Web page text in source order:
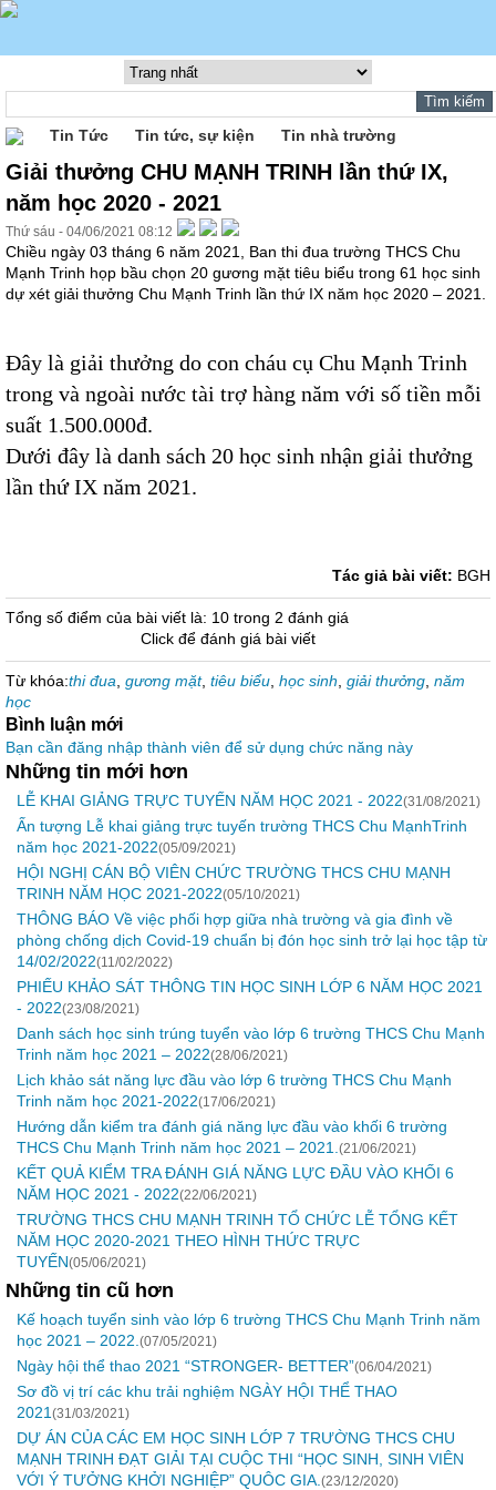
Tin Tức Tin tức, sự kiện Tin nhà trường
Giải thưởng CHU MẠNH TRINH lần thứ IX,
năm học 2020 - 2021
Thứ sáu - 04/06/2021 08:12
Chiều ngày 03 tháng 6 năm 2021, Ban thi đua trường THCS Chu
Mạnh Trinh họp bầu chọn 20 gương mặt tiêu biểu trong 61 học sinh
dự xét giải thưởng Chu Mạnh Trinh lần thứ IX năm học 2020 – 2021.
Đây là giải thưởng do con cháu cụ Chu Mạnh Trinh
trong và ngoài nước tài trợ hàng năm với số tiền mỗi
suất 1.500.000đ.
Dưới đây là danh sách 20 học sinh nhận giải thưởng
lần thứ IX năm 2021.
Tác giả bài viết: BGH
Tổng số điểm của bài viết là: 10 trong 2 đánh giá
Click để đánh giá bài viết
Từ khóa:thi đua gương mặt, tiêu biểu học sinh giải thưởng năm
học
Bình luận mới
Bạn cần đăng nhập thành viên để sử dụng chức năng này
Những tin mới hơn
LỄ KHAI GIẢNG TRỰC TUYẾN NĂM HỌC 2021 - 2022(31/08/2021)
Ấn tượng Lễ khai giảng trực tuyến trường THCS Chu MạnhTrinh
năm học 2021-2022(05/09/2021)
HỘI NGHỊ CÁN BỘ VIÊN CHỨC TRƯỜNG THCS CHU MẠNH
TRINH NĂM HỌC 2021-2022(05/10/2021)
THÔNG BÁO Về việc phối hợp giữa nhà trường và gia đình về
phòng chống dịch Covid-19 chuẩn bị đón học sinh trở lại học tập từ
14/02/2022(11/02/2022)
PHIẾU KHẢO SÁT THÔNG TIN HỌC SINH LỚP 6 NĂM HỌC 2021
- 2022(23/08/2021)
Danh sách học sinh trúng tuyển vào lớp 6 trường THCS Chu Mạnh
Trinh năm học 2021 – 2022(28/06/2021)
Lịch khảo sát năng lực đầu vào lớp 6 trường THCS Chu Mạnh
Trinh năm học 2021-2022(17/06/2021)
Hướng dẫn kiểm tra đánh giá năng lực đầu vào khối 6 trường
THCS Chu Mạnh Trinh năm học 2021 – 2021. (21/06/2021)
KẾT QUẢ KIỂM TRA ĐÁNH GIÁ NĂNG LỰC ĐẦU VÀO KHỐI 6
NĂM HỌC 2021 - 2022(22/06/2021)
TRƯỜNG THCS CHU MẠNH TRINH TỔ CHỨC LỄ TỔNG KẾT
NĂM HỌC 2020-2021 THEO HÌNH THỨC TRỰC
TUYẾN(05/06/2021)
Những tin cũ hơn
Kế hoạch tuyển sinh vào lớp 6 trường THCS Chu Mạnh Trinh năm
học 2021 – 2022. (07/05/2021)
Ngày hội thể thao 2021 “STRONGER- BETTER”(06/04/2021)
Sơ đồ vị trí các khu trải nghiệm NGÀY HỘI THỂ THAO
2021 (31/03/2021)
DỰ ÁN CỦA CÁC EM HỌC SINH LỚP 7 TRƯỜNG THCS CHU
MẠNH TRINH ĐẠT GIẢI TẠI CUỘC THI “HỌC SINH, SINH VIÊN
VỚI Ý TƯỞNG KHỞI NGHIỆP” QUÔC GIA. (23/12/2020)